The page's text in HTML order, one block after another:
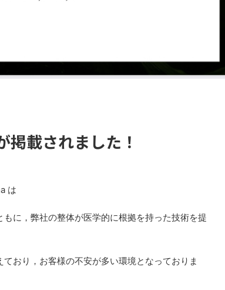
掲載されました！
は
に，弊社の整体が医学的に根拠を持った技術を提
おり，お客様の不安が多い環境となっておりま